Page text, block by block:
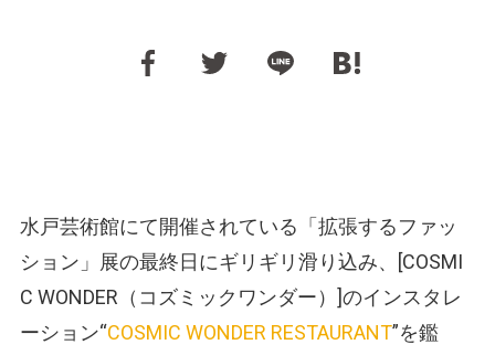
水戸芸術館にて開催されている「拡張するファッ
ション」展の最終日にギリギリ滑り込み、[COSMI
C WONDER （コズミックワンダー） ]のインスタレ
ーション“COSMIC WONDER RESTAURANT”を鑑